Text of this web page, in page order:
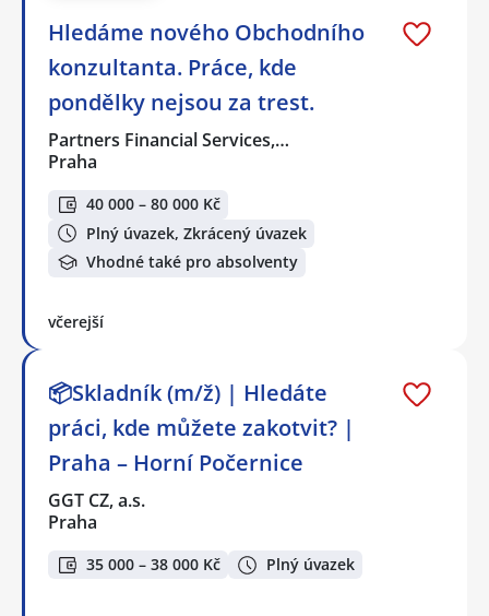
Hledáme nového Obchodního
konzultanta. Práce, kde
pondělky nejsou za trest.
Partners Financial Services,…
Praha
40 000 – 80 000 Kč
Plný úvazek, Zkrácený úvazek
Vhodné také pro absolventy
včerejší
📦Skladník (m/ž) | Hledáte
práci, kde můžete zakotvit? |
Praha – Horní Počernice
GGT CZ, a.s.
Praha
35 000 – 38 000 Kč Plný úvazek